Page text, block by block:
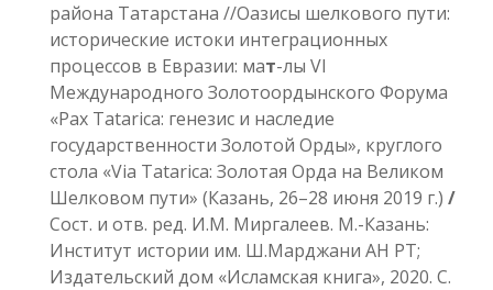
района Татарстана //Оазисы шелкового пути:
исторические истоки интеграционных
процессов в Евразии: мат-лы VI
Международного Золотоордынского Форума
«Pax Tatarica: генезис и наследие
государственности Золотой Орды», круглого
стола «Via Tataricа: Золотая Орда на Великом
Шелковом пути» (Казань, 26–28 июня 2019 г.) /
Сост. и отв. ред. И.М. Миргалеев. М.-Казань:
Институт истории им. Ш.Марджани АН РТ;
Издательский дом «Исламская книга», 2020. С.